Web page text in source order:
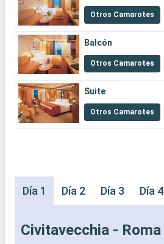
Otros Camarotes
Balcón
Otros Camarotes
Suite
Otros Camarotes
Día 1 Día 2 Día 3 Día 4
Civitavecchia - Roma